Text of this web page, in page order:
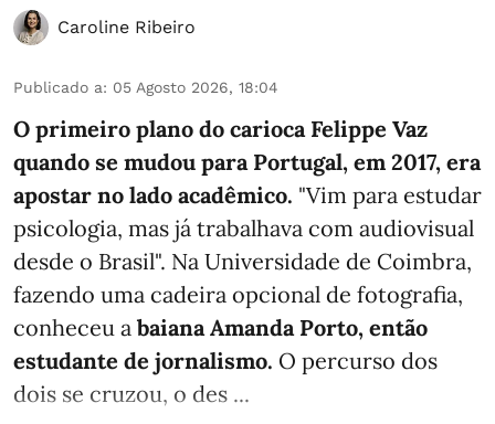
Caroline Ribeiro
Publicado a: 05 Agosto 2026, 18:04
O primeiro plano do carioca Felippe Vaz
quando se mudou para Portugal, em 2017, era
apostar no lado acadêmico. "Vim para estudar
psicologia, mas já trabalhava com audiovisual
desde o Brasil". Na Universidade de Coimbra,
fazendo uma cadeira opcional de fotografia,
conheceu a baiana Amanda Porto, então
estudante de jornalismo. O percurso dos
dois se cruzou, o des ...